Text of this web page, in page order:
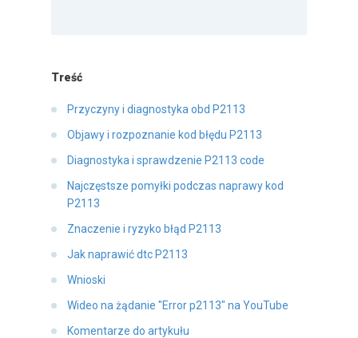
Treść
Przyczyny i diagnostyka obd P2113
Objawy i rozpoznanie kod błędu P2113
Diagnostyka i sprawdzenie P2113 code
Najczęstsze pomyłki podczas naprawy kod
P2113
Znaczenie i ryzyko błąd P2113
Jak naprawić dtc P2113
Wnioski
Wideo na żądanie "Error p2113" na YouTube
Komentarze do artykułu